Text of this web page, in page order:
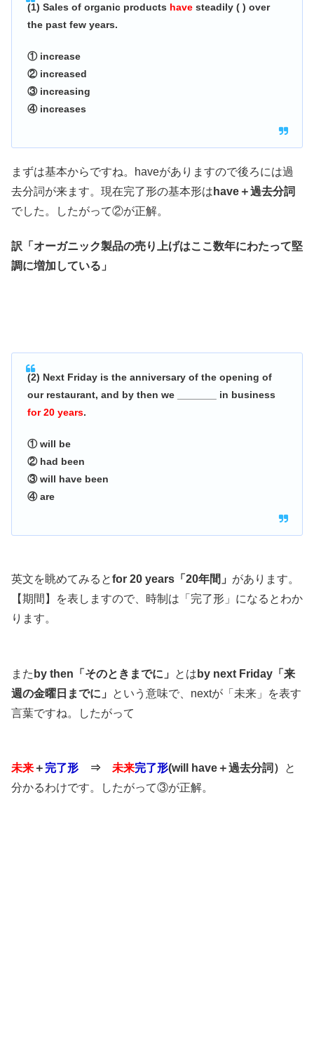
(1) Sales of organic products have steadily ( ) over
the past few years.
① increase
② increased
③ increasing
④ increases
まずは基本からですね。haveがありますので後ろには過
去分詞が来ます。現在完了形の基本形は have＋過去分詞
でした。したがって②が正解。
訳「オーガニック製品の売り上げはここ数年にわたって堅
調に増加している」
(2) Next Friday is the anniversary of the opening of
our restaurant, and by then we _______ in business
for 20 years.
① will be
② had been
③ will have been
④ are
英文を眺めてみるとfor 20 years「20年間」 があります。
【期間】を表しますので、時制は「完了形」になるとわか
ります。
また by then「そのときまでに」 とは by next Friday「来
週の金曜日までに」
という意味で、nextが「未来」を表す
言葉ですね。したがって
未来 ＋ 完了形 ⇒ 未来完了形(will have＋過去分詞）
と
分かるわけです。したがって③が正解。